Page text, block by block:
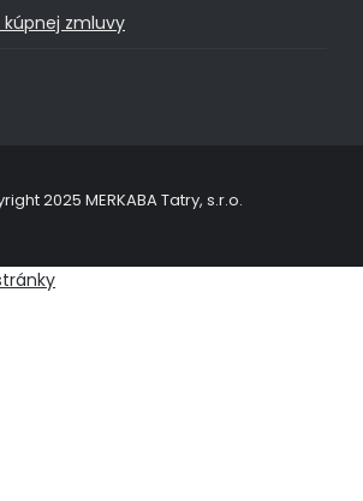
zmluvy
2025 MERKABA Tatry, s.r.o.